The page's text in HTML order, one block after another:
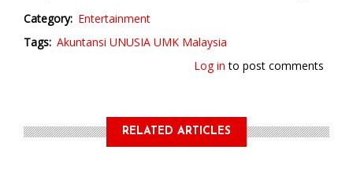
Category Entertainment
Tags Akuntansi UNUSIA UMK Malaysia
Log in to post comments
RELATED ARTICLES